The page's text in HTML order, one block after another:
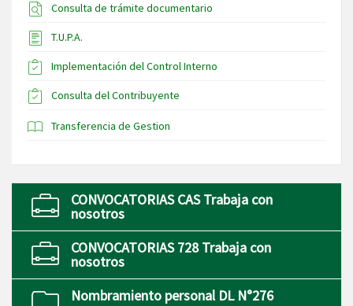
Consulta de trámite documentario
T.U.P.A.
Implementación del Control Interno
Consulta del Contribuyente
Transferencia de Gestion
CONVOCATORIAS CAS Trabaja con
nosotros
CONVOCATORIAS 728 Trabaja con
nosotros
Nombramiento personal DL N°276